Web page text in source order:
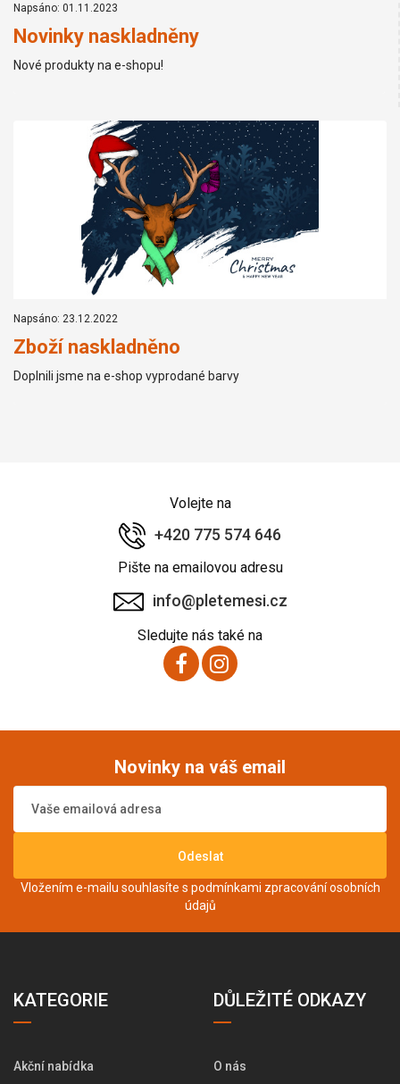
Napsáno: 01.11.2023
Novinky naskladněny
Nové produkty na e-shopu!
Napsáno: 23.12.2022
Zboží naskladněno
Doplnili jsme na e-shop vyprodané barvy
Volejte na
+420 775 574 646
Pište na emailovou adresu
info@pletemesi.cz
Sledujte nás také na
Novinky na váš email
Odeslat
Vložením e-mailu souhlasíte s podmínkami zpracování osobních
údajů
KATEGORIE
Akční nabídka
DŮLEŽITÉ ODKAZY
O nás